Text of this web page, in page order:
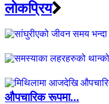
लाेकप्रिय
औपचारिक रूपमा...